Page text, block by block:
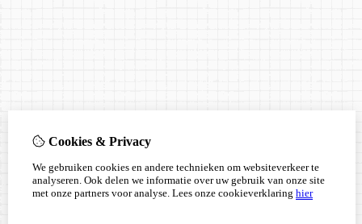
Cookies & Privacy
We gebruiken cookies en andere technieken om websiteverkeer te
analyseren. Ook delen we informatie over uw gebruik van onze site
met onze partners voor analyse. Lees onze cookieverklaring hier